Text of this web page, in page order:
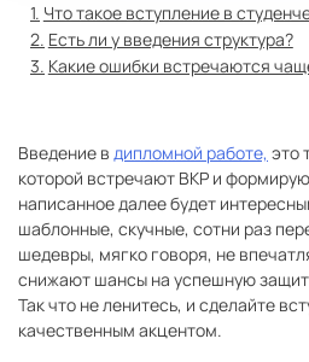
Что такое вступление в
Есть ли у введения структура?
Какие ошибки встречаются
Введение в дипломной работе, это
которой встречают ВКР и
написанное далее будет
шаблонные, скучные, сотни раз
шедевры, мягко говоря, не
снижают шансы на успешную
Так что не ленитесь, и сделайте
качественным акцентом.